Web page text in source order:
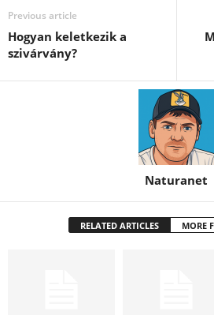
Previous article
Hogyan keletkezik a
szivárvány?
Naturanet
RELATED ARTICLES MORE